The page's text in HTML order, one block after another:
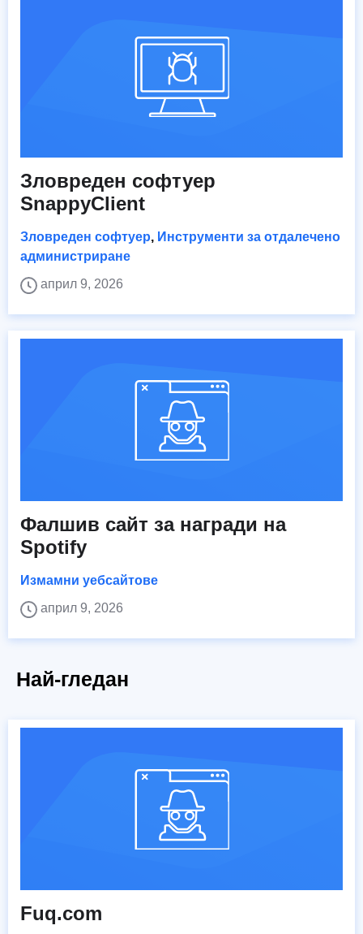
Зловреден софтуер
SnappyClient
Зловреден софтуер, Инструменти за отдалечено
администриране
април 9, 2026
Фалшив сайт за награди на
Spotify
Измамни уебсайтове
април 9, 2026
Най-гледан
Fuq.com